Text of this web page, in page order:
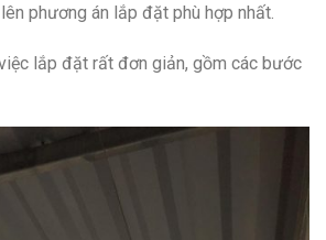
phương án lắp đặt phù hợp nhất.
lắp đặt rất đơn giản, gồm các bước